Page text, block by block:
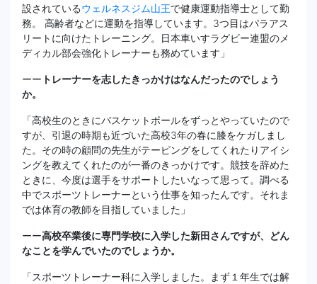
設されているウェルネスジム山王で健康運動指導士として勤
務。 高齢者などに運動を指導しています。3つ目はパラアス
リートに向けたトレーニング。日本車いすラグビー連盟のメ
ディカル部会強化トレーナーも務めています」
ーー トレーナーを志したきっかけはなんだったのでしょう
か。
「高校生のときにバスケットボールをずっとやっていたので
すが、引退の時期も近づいた高校3年の春に膝をケガしまし
た。その時の顧問の先生がテーピングをしてくれたりアイシ
ングを教えてくれたのが一番のきっかけです。競技を辞めた
ときに、今度は選手をサポートしたいなって思って。調べる
中でスポーツトレーナーという仕事を知ったんです。それま
では体育の教師を目指していました」
ーー高校卒業後に専門学校に入学した新田さんですが、どん
なことを学んでいたのでしょうか。
「スポーツトレーナー科に入学しました。まず１年生では解